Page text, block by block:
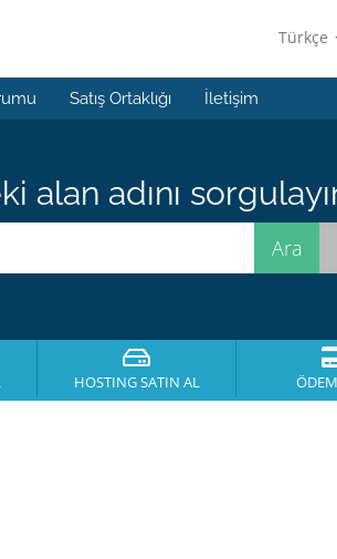
Türkçe
Satış Ortaklığı İletişim
alan adını
HOSTING SATIN AL